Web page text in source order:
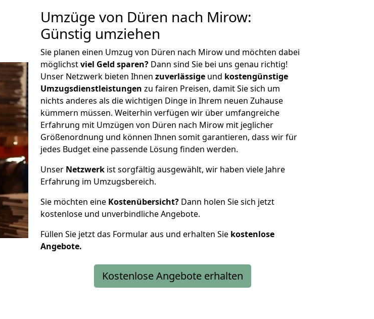
Umzüge von Düren nach Mirow:
Günstig umziehen
Sie planen einen Umzug von Düren nach Mirow und möchten dabei
möglichstviel Geld sparen? Dann sind Sie bei uns genau richtig!
Unser Netzwerk bieten Ihnen zuverlässige und kostengünstige
Umzugsdienstleistungen zu fairen Preisen, damit Sie sich um
nichts anderes als die wichtigen Dinge in Ihrem neuen Zuhause
kümmern müssen. Weiterhin verfügen wir über umfangreiche
Erfahrung mit Umzügen von Düren nach Mirow mit jeglicher
Größenordnung und können Ihnen somit garantieren, dass wir für
jedes Budget eine passende Lösung finden werden.
Unser Netzwerk ist sorgfältig ausgewählt, wir haben viele Jahre
Erfahrung im Umzugsbereich.
Sie möchten eine Kostenübersicht? Dann holen Sie sich jetzt
kostenlose und unverbindliche Angebote.
Füllen Sie jetzt das Formular aus und erhalten Sie kostenlose
Angebote.
Kostenlose Angebote erhalten